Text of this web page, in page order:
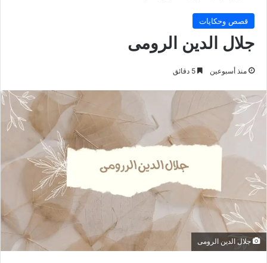
قصص وحكايات
جلال الدين الرومى
منذ أسبوعين
جلال الدين الرومى